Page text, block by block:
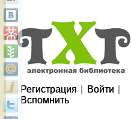
Регистрация Войти
Вспомнить